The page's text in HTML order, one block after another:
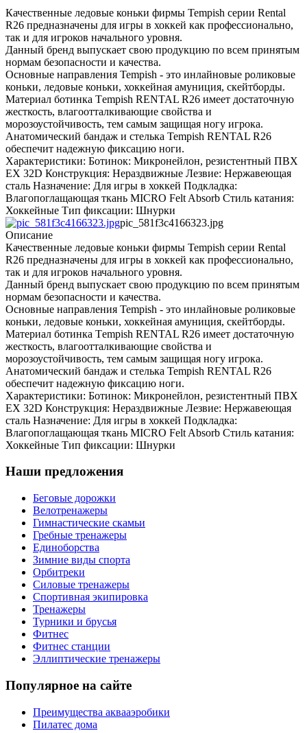
Качественные ледовые коньки фирмы Tempish серии Rental
R26 предназначены для игры в хоккей как профессионально,
так и для игроков начального уровня.
Данный бренд выпускает свою продукцию по всем принятым
нормам безопасности и качества.
Основные направления Tempish - это инлайновые роликовые
коньки, ледовые коньки, хоккейная амуниция, скейтборды.
Материал ботинка Тempish RENTAL R26 имеет достаточную
жесткость, влагоотталкивающие свойства и
морозоустойчивость, тем самым защищая ногу игрока.
Анатомический бандаж и стелька Tempish RENTAL R26
обеспечит надежную фиксацию ноги.
Характеристики: Ботинок: Микронейлон, резистентный ПВХ
EX 32D Конструкция: Нераздвижные Лезвие: Нержавеющая
сталь Назначение: Для игры в хоккей Подкладка:
Влагопоглащающая ткань MICRO Felt Absorb Стиль катания:
Хоккейные Тип фиксации: Шнурки
pic_581f3c4166323.jpg
Описание
Качественные ледовые коньки фирмы Tempish серии Rental
R26 предназначены для игры в хоккей как профессионально,
так и для игроков начального уровня.
Данный бренд выпускает свою продукцию по всем принятым
нормам безопасности и качества.
Основные направления Tempish - это инлайновые роликовые
коньки, ледовые коньки, хоккейная амуниция, скейтборды.
Материал ботинка Тempish RENTAL R26 имеет достаточную
жесткость, влагоотталкивающие свойства и
морозоустойчивость, тем самым защищая ногу игрока.
Анатомический бандаж и стелька Tempish RENTAL R26
обеспечит надежную фиксацию ноги.
Характеристики: Ботинок: Микронейлон, резистентный ПВХ
EX 32D Конструкция: Нераздвижные Лезвие: Нержавеющая
сталь Назначение: Для игры в хоккей Подкладка:
Влагопоглащающая ткань MICRO Felt Absorb Стиль катания:
Хоккейные Тип фиксации: Шнурки
Наши предложения
Беговые дорожки
Велотренажеры
Гимнастические скамьи
Гребные тренажеры
Единоборства
Зимние виды спорта
Орбитреки
Силовые тренажеры
Спортивная экипировка
Тренажеры
Турники и брусья
Фитнес
Фитнес станции
Эллиптические тренажеры
Популярное на сайте
Преимущества аквааэробики
Пилатес дома